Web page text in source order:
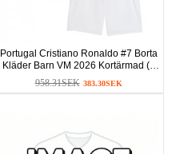
Portugal Cristiano Ronaldo #7 Borta
Kläder Barn VM 2026 Kortärmad (+
Korta byxor)
958.31SEK 383.30SEK